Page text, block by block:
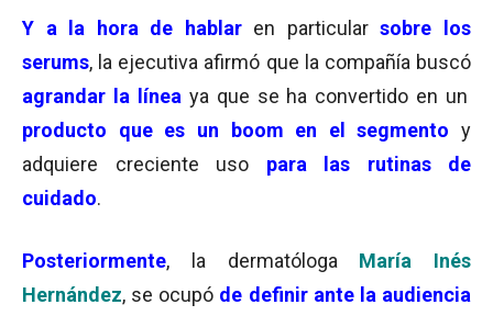
Y a la hora de hablar en particularsobre los
serums, la ejecutiva afirmó que la compañía buscó
agrandar la línea ya que se ha convertido en un
producto que es un boom en el segmento y
adquiere creciente uso para las rutinas de
cuidado.
Posteriormente, la dermatóloga María Inés
Hernández, se ocupó de definir ante la audiencia